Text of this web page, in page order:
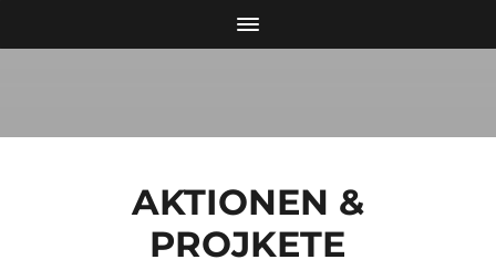
AKTIONEN &
PROJKETE